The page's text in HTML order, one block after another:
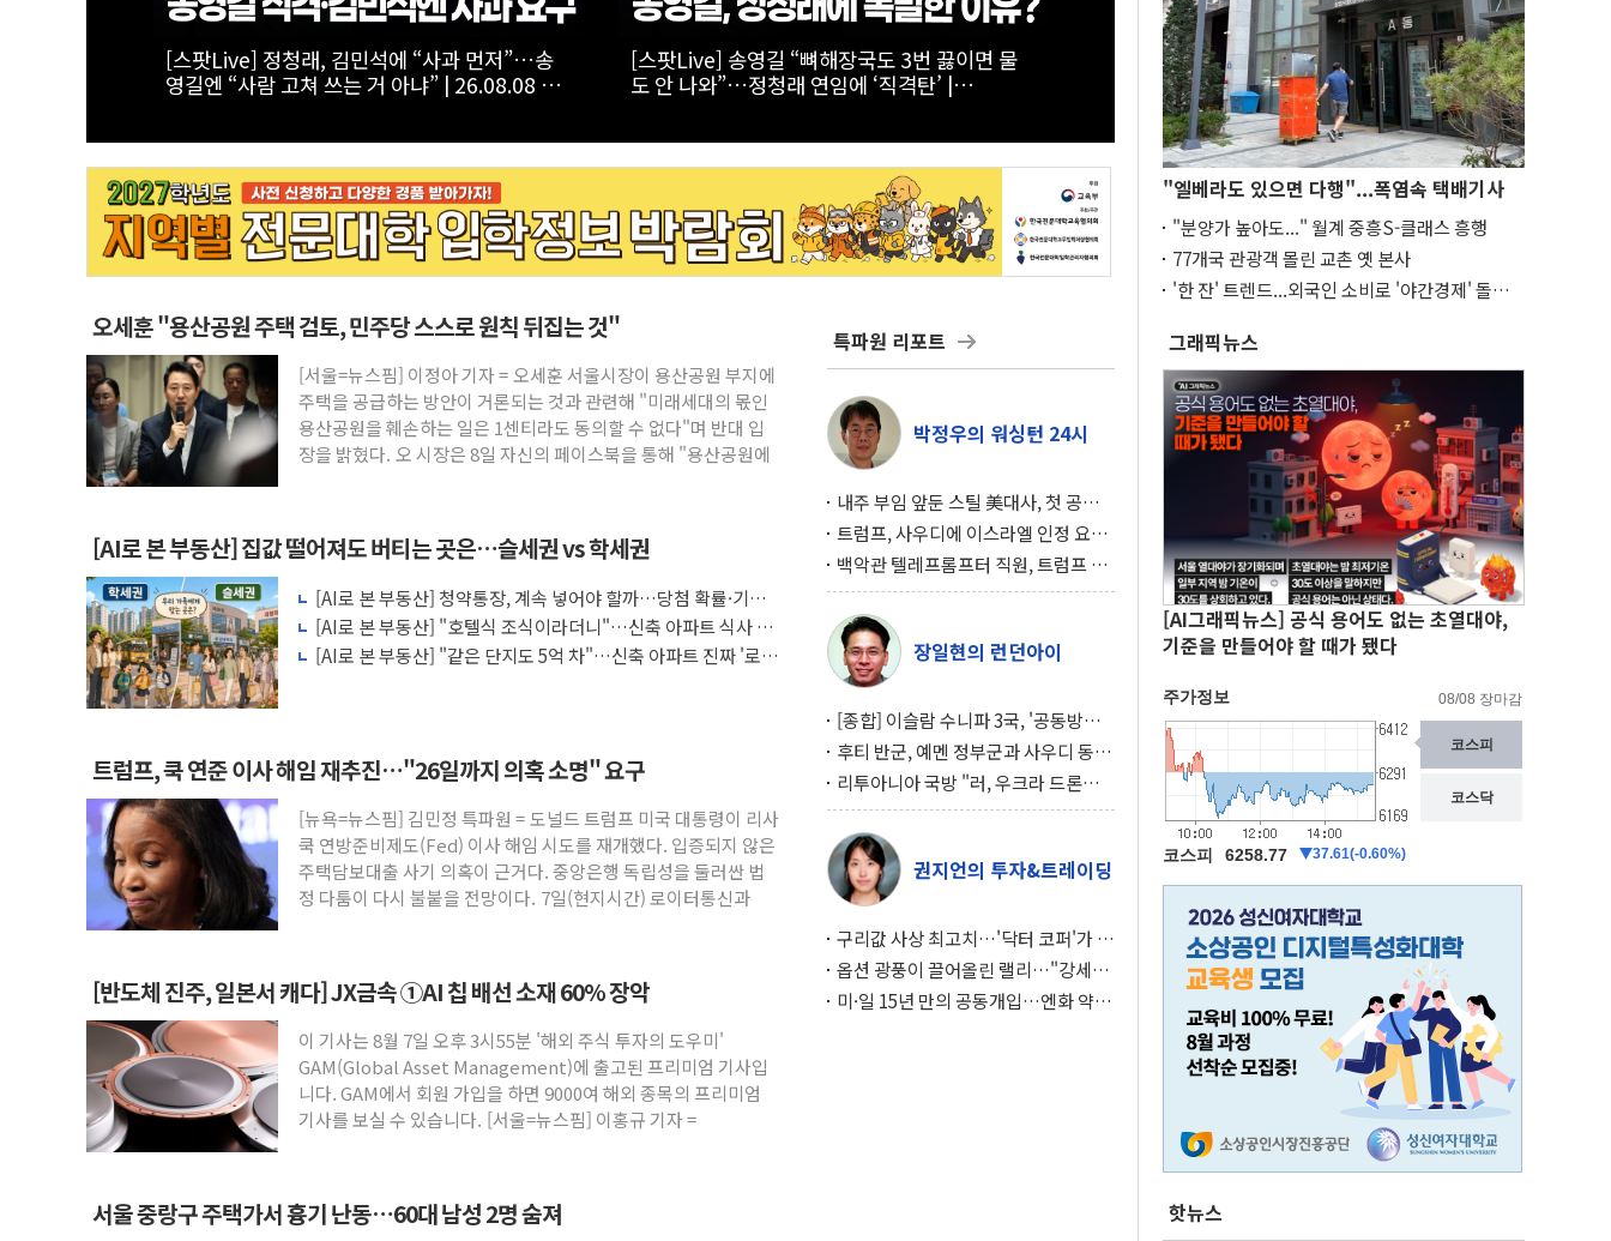
[스팟Live] 환호 속 입장해 나란히 ‘찰칵’…서로
‘저격 연설’ 들을 때 후보들 표정은? | 26.08.08
[스팟Live] 김민석 “누가 김민석보다 국정 방향
을 공유했나”…인천서 ‘대체불가’ 외쳤다 |
[스팟Live] 김민석·정청래 ‘초접전’ 2차전 승자
는?...제3차 정기전국당원대회 후보자 인천 합동
연설회 생중계 | 26.08.08
오세훈 "용산공원 주택 검토, 민주당 스스로 원칙 뒤집는 것"
[서울=뉴스핌] 이정아 기자 = 오세훈 서울시장이 용산공원 부지에
주택을 공급하는 방안이 거론되는 것과 관련해 "미래세대의 몫인
용산공원을 훼손하는 일은 1센티라도 동의할 수 없다"며 반대 입
장을 밝혔다. 오 시장은 8일 자신의 페이스북을 통해 "용산공원에
[AI로 본 부동산] 집값 떨어져도 버티는 곳은…슬세권 vs 학세권
[AI로 본 부동산] 청약통장, 계속 넣어야 할까…당첨 확률·기회
비용 따져보니
[AI로 본 부동산] "호텔식 조식이라더니"…신축 아파트 식사 서
비스의 속사정
[AI로 본 부동산] "같은 단지도 5억 차"…신축 아파트 진짜 '로얄
트럼프, 쿡 연준 이사 해임 재추진…"26일까지 의혹 소명" 요구
[뉴욕=뉴스핌] 김민정 특파원 = 도널드 트럼프 미국 대통령이 리사
쿡 연방준비제도(Fed) 이사 해임 시도를 재개했다. 입증되지 않은
주택담보대출 사기 의혹이 근거다. 중앙은행 독립성을 둘러싼 법
정 다툼이 다시 불붙을 전망이다. 7일(현지시간) 로이터통신과
[반도체 진주, 일본서 캐다] JX금속 ①AI 칩 배선 소재 60% 장악
이 기사는 8월 7일 오후 3시55분 '해외 주식 투자의 도우미'
GAM(Global Asset Management)에 출고된 프리미엄 기사입
니다. GAM에서 회원 가입을 하면 9000여 해외 종목의 프리미엄
기사를 보실 수 있습니다. [서울=뉴스핌] 이홍규 기자 =
서울 중랑구 주택가서 흉기 난동…60대 남성 2명 숨져
특파원 리포트
박정우의 워싱턴 24시
내주 부임 앞둔 스틸 美대사, 첫 공개
행사서 "한미동맹 강화 최우선 과제"
트럼프, 사우디에 이스라엘 인정 요
구…원자력 협정 서명 하루 만에 좌초
위기
백악관 텔레프롬프터 직원, 트럼프 연
설 미리 보고 베팅 시장서 10만달러 챙
겨
장일현의 런던아이
[종합] 이슬람 수니파 3국, '공동방위
협정' 체결… 이스라엘·이란 위협에
맞설 자체 억지력 강화
후티 반군, 예멘 정부군과 사우디 동시
공격… 위기 고조되는 또 다른 중동 화
약고
리투아니아 국방 "러, 우크라 드론으
로 나토 회원국 공격 검토… 거짓 깃발
작전"
권지언의 투자&트레이딩
구리값 사상 최고치…'닥터 코퍼'가 말
하는 경기 신호가 달라졌다
옵션 광풍이 끌어올린 랠리…"강세장
이면에 과열 경고등"
미·일 15년 만의 공동개입…엔화 약세
"엘베라도 있으면 다행"...폭염속 택배기사
"분양가 높아도..." 월계 중흥S-클래스 흥행
77개국 관광객 몰린 교촌 옛 본사
'한 잔' 트렌드...외국인 소비로 '야간경제' 돌파
그래픽뉴스
[AI그래픽뉴스] 공식 용어도 없는 초열대야,
기준을 만들어야 할 때가 됐다
핫뉴스